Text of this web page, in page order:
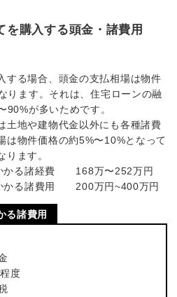
を購入する頭金・諸費用
する場合、頭金の支払相場は物件
ります。それは、住宅ローンの融
90%が多いためです。
土地や建物代金以外にも各種諸費
は物件価格の約5%〜10%となって
ります。
かる諸経費 168万〜252万円
かる諸費用 200万円~400万円
る諸費用
度